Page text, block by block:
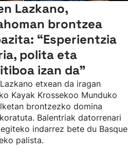
Lazkano,
brontzea
“Esperientzia
polita eta
izan da"
etxean da iragan
Kayak Krossekoo Munduko
brontzezko domina
Balentriak datorrenari
indarrez bete du Basque
palista.